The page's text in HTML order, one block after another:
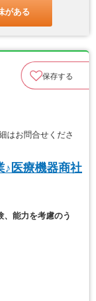
がある
保存する
はお問合せくださ
♪医療機器商社
、能力を考慮のう